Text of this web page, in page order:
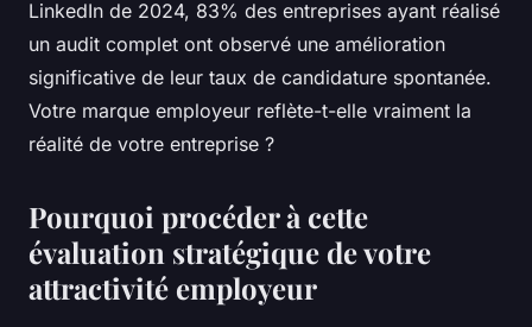
LinkedIn de 2024, 83% des entreprises ayant réalisé
un audit complet ont observé une amélioration
significative de leur taux de candidature spontanée.
Votre marque employeur reflète-t-elle vraiment la
réalité de votre entreprise ?
Pourquoi procéder à cette
évaluation stratégique de votre
attractivité employeur